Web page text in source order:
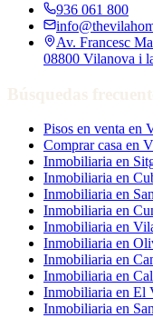
936 061 800
Av. Francesc
08800 Vilanova i
Pisos en venta en
Comprar casa en
Inmobiliaria en
Inmobiliaria en
Inmobiliaria en
Inmobiliaria en
Inmobiliaria en
Inmobiliaria en
Inmobiliaria en
Inmobiliaria en
Inmobiliaria en El
Inmobiliaria en